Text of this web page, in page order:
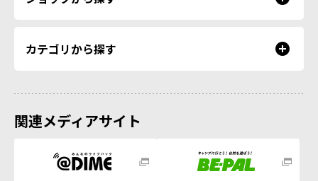
カテゴリから探す
関連メディアサイト